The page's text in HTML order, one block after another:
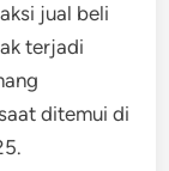
jual beli
terjadi
ditemui di